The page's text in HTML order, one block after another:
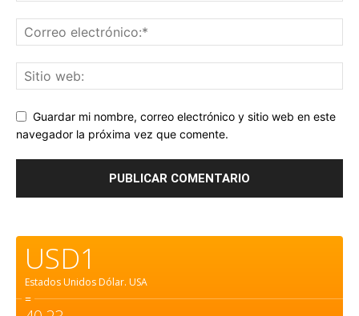
Guardar mi nombre, correo electrónico y sitio web en este
navegador la próxima vez que comente.
USD1
Estados Unidos Dólar. USA
=